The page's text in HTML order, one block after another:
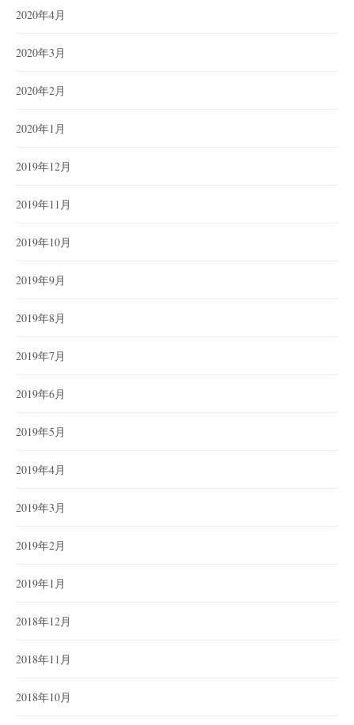
2020年4月
2020年3月
2020年2月
2020年1月
2019年12月
2019年11月
2019年10月
2019年9月
2019年8月
2019年7月
2019年6月
2019年5月
2019年4月
2019年3月
2019年2月
2019年1月
2018年12月
2018年11月
2018年10月